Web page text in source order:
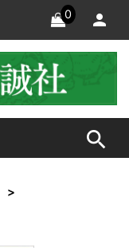
0
search